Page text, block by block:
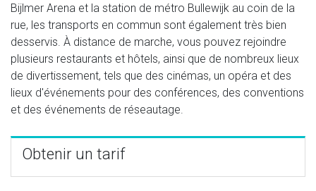
Bijlmer Arena et la station de métro Bullewijk au coin de la
rue, les transports en commun sont également très bien
desservis. À distance de marche, vous pouvez rejoindre
plusieurs restaurants et hôtels, ainsi que de nombreux lieux
de divertissement, tels que des cinémas, un opéra et des
lieux d'événements pour des conférences, des conventions
et des événements de réseautage.
Obtenir un tarif